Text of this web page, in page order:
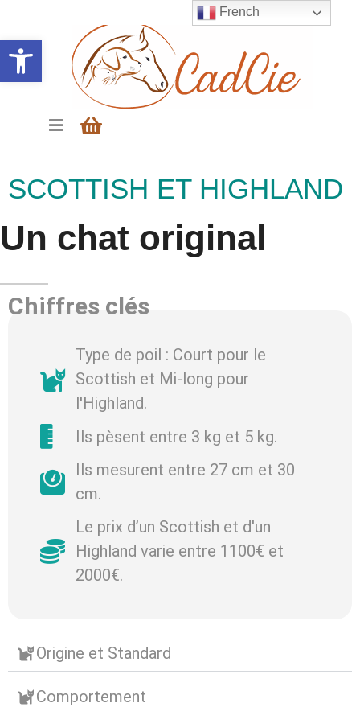
Ouvrir la barre d’outils
SCOTTISH ET HIGHLAND
Un chat original
Chiffres clés
Type de poil : Court pour le
Scottish et Mi-long pour
l'Highland.
Ils pèsent entre 3 kg et 5 kg.
Ils mesurent entre 27 cm et 30
cm.
Le prix d’un Scottish et d'un
Highland varie entre 1100€ et
2000€.
Origine et Standard
Comportement
French